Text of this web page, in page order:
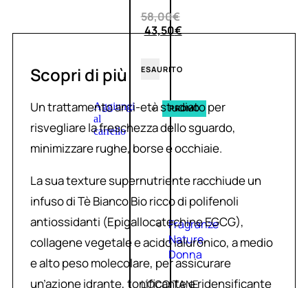
58,00€
43,50€
ESAURITO
Aggiungi
al
carrello
PROMO
Fragranze
Nature
Donna
L’OCCITANE
Scopri di più
Un trattamento anti-età studiato per
risvegliare la freschezza dello sguardo,
minimizzare rughe, borse e occhiaie.
La sua texture supernutriente racchiude un
infuso di Tè Bianco Bio ricco di polifenoli
antiossidanti (Epigallocatechine EGCG),
collagene vegetale e acido ialuronico, a medio
e alto peso molecolare, per assicurare
un’azione idrante, tonificante e ridensificante